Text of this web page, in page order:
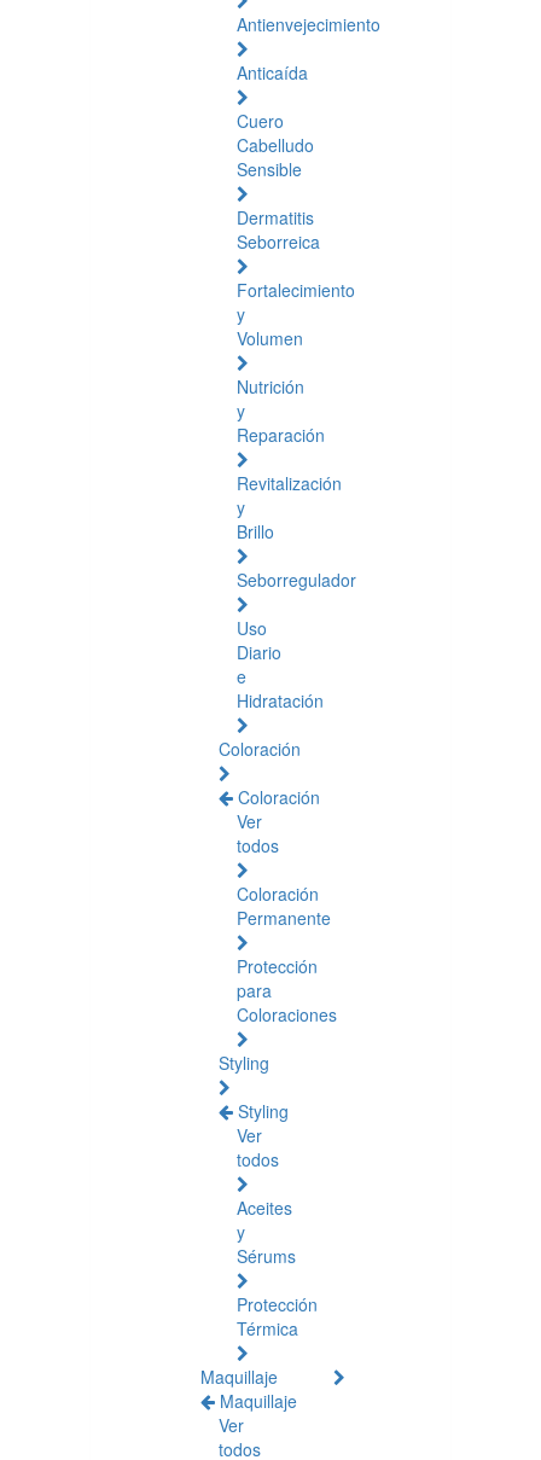
Antienvejecimiento
Anticaída
Cuero
Cabelludo
Sensible
Dermatitis
Seborreica
Fortalecimiento
y
Volumen
Nutrición
y
Reparación
Revitalización
y
Brillo
Seborregulador
Uso
Diario
e
Hidratación
Coloración
Coloración
Ver
todos
Coloración
Permanente
Protección
para
Coloraciones
Styling
Styling
Ver
todos
Aceites
y
Sérums
Protección
Térmica
Maquillaje
Maquillaje
Ver
todos